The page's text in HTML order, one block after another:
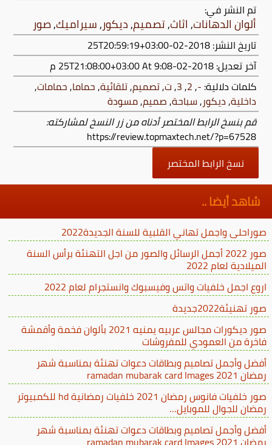
تم النشر في:
ألوان الدهانات,اثاث,تصميم,ديكور,سيراميك,صور
تاريخ النشر: 2018-02-25T20:59:19+03:00
آخر تعديل:2018-02-25T21:08:00+03:00
At 9:08 م
كلمات دلالية: -
,
2
,
3
,ت,تصميم,تلقائية,حماما,حمامات,
داخلية,ديكور,سباحة,صميم,مسودة
قم بنسخ الرابط المختصر أدناه من زر النسخ لمشاركته:
https://review.topmaxtech.net/?p=67528
نسخ الرابط المختصر
شاهد أيضا ..
صوراحلى واجمل تهاني القلبية للسنة الجديدة2022
صور 2022 أجمل الرسائل والصور من اجل التهنئة برأس السنة
الميلادية لعام 2022
اروع اجمل خلفيات واتس وفيسبوك وانستجرام لعام 2022
صور تهنيئة2022جديدة
صور ديكورات مجالس عربيه يمنيه 2021 بألوان فخمة وأقمشة
فاخرة من العمودي للمفروشات
أفضل وأجمل تصاميم وبطاقات دعوات تهنئة بمناسبة شهر
رمضان ramadan mubarak card Images 2021
صور خلفيات فانوس رمضان 2021 خلفيات رمضانية hd للكمبيوتر
رمضان للجوال للموبايل…
أفضل وأجمل تصاميم وبطاقات دعوات تهنئة بمناسبة شهر